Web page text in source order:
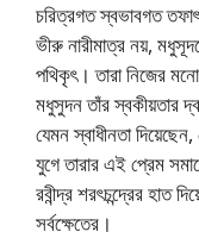
চরিত্রগত স্বভাবগত
ভীরু নারীমাত্র নয়,
পথিকৃৎ। তারা নিজের
মধুসুদন তাঁর স্বকীয়তার
যেমন স্বাধীনতা
যুগে তারার এই প্রেম
রবীন্দ্র শরৎচন্দ্রের হাত
সর্বক্ষেত্রে।